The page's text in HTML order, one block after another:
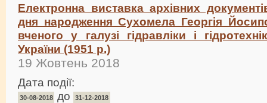
Електронна виставка архівних
дня народження Сухомела Георгія
вченого у галузі гідравліки і
України (1951 р.)
19 Жовтень 2018
Дата події:
30-08-2018 до 31-12-2018